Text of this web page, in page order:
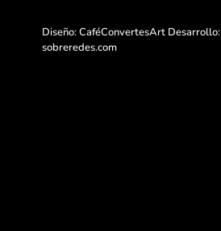
Diseño: CaféConvertesArt Desarrollo:
sobreredes.com